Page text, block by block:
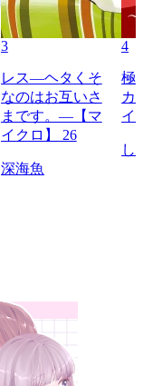
3
レス―ヘタくそ
なのはお互いさ
まです。―【マ
イクロ】 26
深海魚
4
極
カ
イ
し